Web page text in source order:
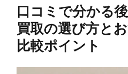
口コミで分かる
買取の選び方と
比較ポイント